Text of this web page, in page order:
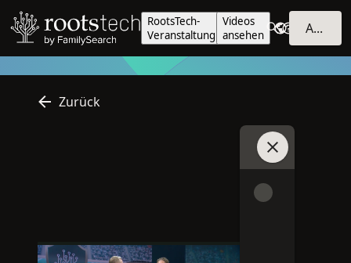
RootsTech-
Veranstaltung
Videos
ansehen
Anmelden
Zurück
EnglischOnlineVor Ort
2026
Chat beitreten